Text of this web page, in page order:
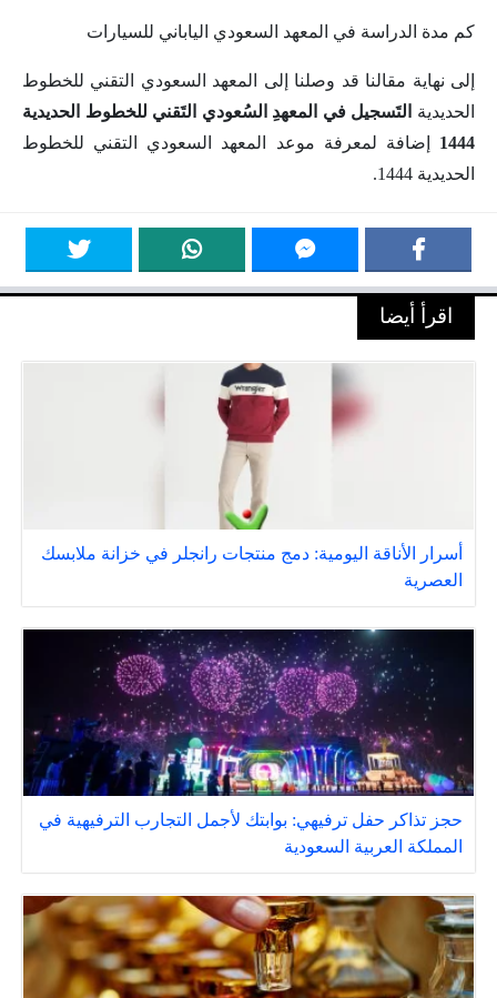
كم مدة الدراسة في المعهد السعودي الياباني للسيارات
إلى نهاية مقالنا قد وصلنا إلى المعهد السعودي التقني للخطوط
الحديدية
التَسجيل في المعهدِ السُعودي التَقني للخطوط الحديدية
1444 إضافة لمعرفة موعد المعهد السعودي التقني للخطوط
الحديدية 1444.
اقرأ أيضا
أسرار الأناقة اليومية: دمج منتجات رانجلر في خزانة ملابسك
العصرية
حجز تذاكر حفل ترفيهي: بوابتك لأجمل التجارب الترفيهية في
المملكة العربية السعودية